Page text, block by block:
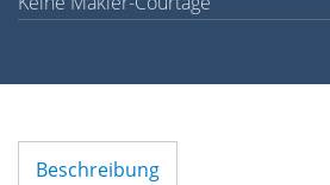
Beschreibung